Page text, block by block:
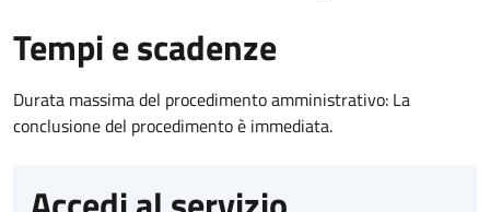
Tempi e scadenze
Durata massima del procedimento amministrativo: La
conclusione del procedimento è immediata.